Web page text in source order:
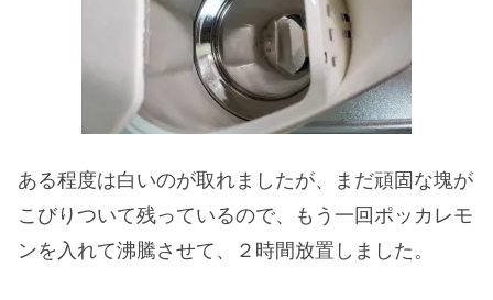
ある程度は白いのが取れましたが、まだ頑固な塊が
こびりついて残っているので、もう一回ポッカレモ
ンを入れて沸騰させて、２時間放置しました。